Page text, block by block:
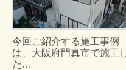
今回ご紹介する施工事例
は、大阪府門真市で施工
た…